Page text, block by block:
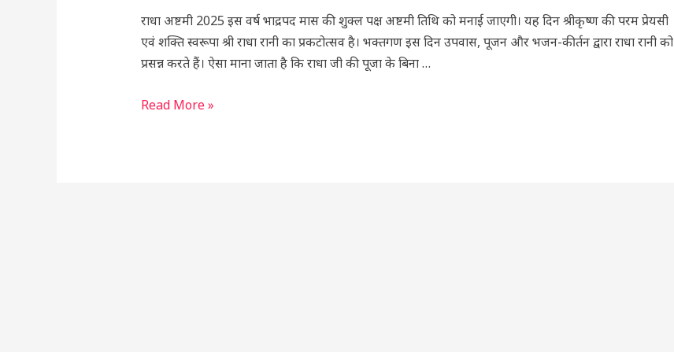
राधा अष्टमी 2025 इस वर्ष भाद्रपद मास की शुक्ल पक्ष अष्टमी तिथि को मनाई जाएगी। यह दिन श्रीकृष्ण की परम प्रेयसी
एवं शक्ति स्वरूपा श्री राधा रानी का प्रकटोत्सव है। भक्तगण इस दिन उपवास, पूजन और भजन-कीर्तन द्वारा राधा रानी को
प्रसन्न करते हैं। ऐसा माना जाता है कि राधा जी की पूजा के बिना …
Read More »